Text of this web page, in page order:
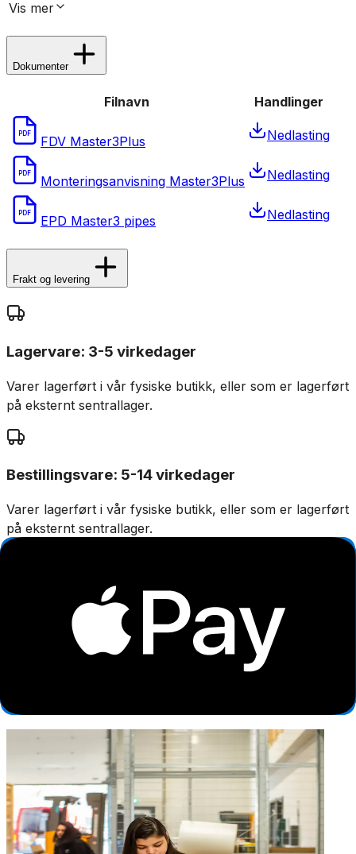
Vis mer
Dokumenter
Filnavn Handlinger
PDF FDV Master3Plus Nedlasting
PDF Monteringsanvisning Master3Plus Nedlasting
PDF EPD Master3 pipes Nedlasting
Frakt og levering
Lagervare: 3-5 virkedager
Varer lagerført i vår fysiske butikk, eller som er lagerført
på eksternt sentrallager.
Bestillingsvare: 5-14 virkedager
Varer lagerført i vår fysiske butikk, eller som er lagerført
på eksternt sentrallager.
Produseres på bestilling: 18+ virkedager
Produktet blir produsert på fabrikk ved mottatt ordre.
Det blir booket plass i produksjonskø, varen blir